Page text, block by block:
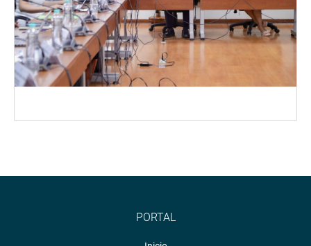
PORTAL